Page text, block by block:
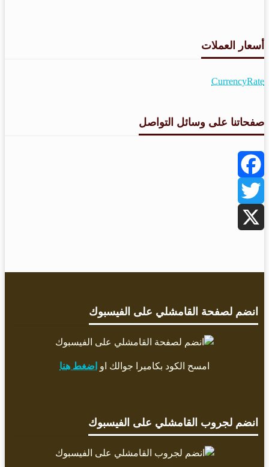
أسعار العملات
CurrencyRate
صفحاتنا على وسائل التواصل
Facebook
Twitter
انضم لصفحة القامشلي على الفيسبوك
امسح الكود بكاميرا جوالك او اضغط هنا
انضم لجروب القامشلي على الفيسبوك